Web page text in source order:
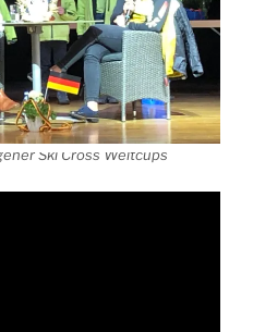
Ski Cross Weltcups